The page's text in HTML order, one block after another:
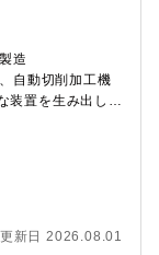
造
自動切削加工機
装置を生み出して
設計やI/O設計、
・ソフトウェア
置開発とは異な
■自社製品
オムロン等）■
更新日 2026.08.01